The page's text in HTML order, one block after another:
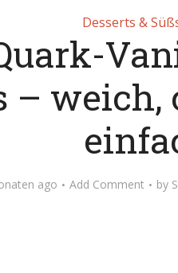
Desserts &
– weich,
ago Add Comment by